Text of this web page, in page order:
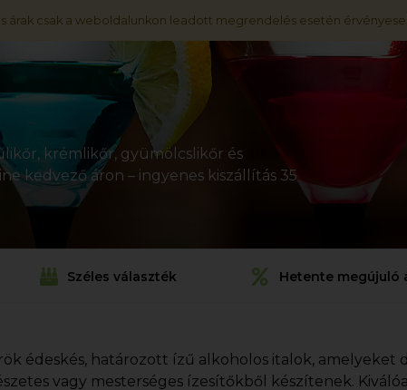
árak csak a weboldalunkon leadott megrendelés esetén
krémlikőr, gyümölcslikőr és
kedvező áron – ingyenes kiszállítás 35
Széles választék Hetente megújuló
édeskés, határozott ízű alkoholos italok, amelyeket
vagy mesterséges ízesítőkből készítenek.